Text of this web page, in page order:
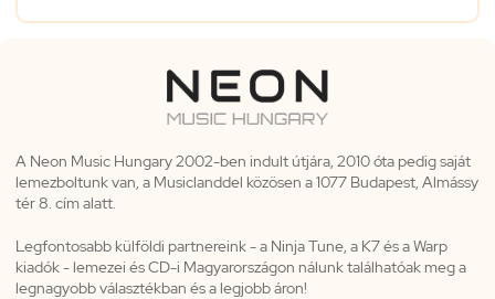
A Neon Music Hungary 2002-ben indult útjára, 2010 óta pedig saját
lemezboltunk van, a Musiclanddel közösen a 1077 Budapest, Almássy
tér 8. cím alatt.
Legfontosabb külföldi partnereink - a Ninja Tune, a K7 és a Warp
kiadók - lemezei és CD-i Magyarországon nálunk találhatóak meg a
legnagyobb választékban és a legjobb áron!